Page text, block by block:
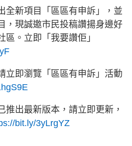
全新項目「區區有申訴」，並
，現誠邀市民投稿讚揚身邊好
區。立即「我要讚佢」
立即瀏覽「區區有申訴」活動
推出最新版本，請立即更新，
bit.ly/3yLrgYZ